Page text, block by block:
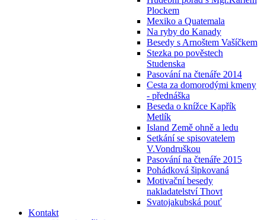
Plockem
Mexiko a Quatemala
Na ryby do Kanady
Besedy s Arnoštem Vašíčkem
Stezka po pověstech
Studenska
Pasování na čtenáře 2014
Cesta za domorodými kmeny
- přednáška
Beseda o knížce Kapřík
Metlík
Island Země ohně a ledu
Setkání se spisovatelem
V.Vondruškou
Pasování na čtenáře 2015
Pohádková šipkovaná
Motivační besedy
nakladatelství Thovt
Svatojakubská pouť
Kontakt